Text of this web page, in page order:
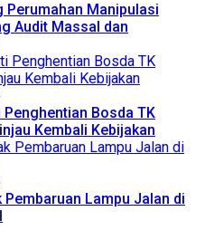
Perumahan Manipulasi
Audit Massal dan
Bosda TK
Kembali Kebijakan
Pembaruan Lampu Jalan di